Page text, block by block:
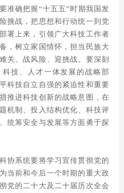
准确把握“十五五”时期我国发
挑战，把思想和行动统一到党
署上来，引领广大科技工作者
，树立家国情怀，担当民族大
关、战风险、迎挑战。要深刻
技、人才一体发展的战略部
科技自立自强的紧迫性和重要
推进科技创新的战略意图，在
机制、投入结构优化、科技评
统筹安全与发展等方面勇于探
协系统要将学习宣传贯彻党的
当前和今后一个时期的重大政
党的二十大及二十届历次全会